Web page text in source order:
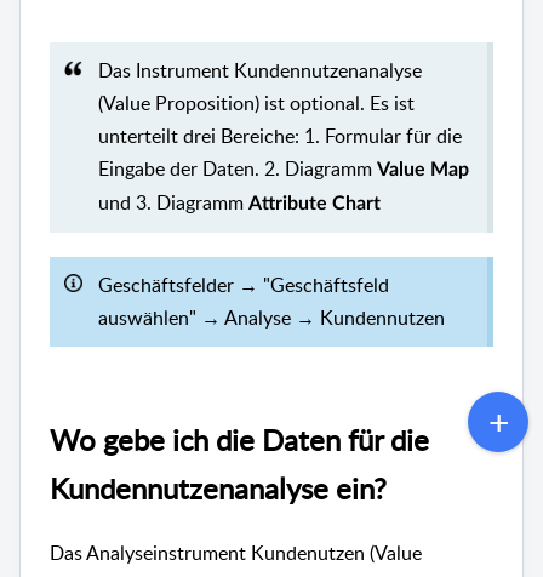
Das Instrument Kundennutzenanalyse
(Value Proposition) ist optional. Es ist
unterteilt drei Bereiche: 1. Formular für die
Eingabe der Daten. 2. Diagramm Value Map
und 3. Diagramm Attribute Chart
Geschäftsfelder → "Geschäftsfeld
auswählen" → Analyse → Kundennutzen
Wo gebe ich die Daten für die
Kundennutzenanalyse ein?
Das Analyseinstrument Kundenutzen (Value